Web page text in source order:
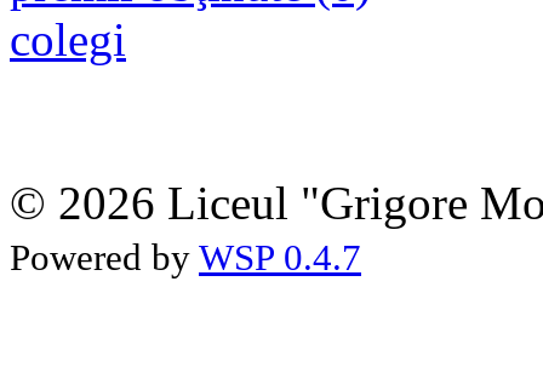
colegi
© 2026 Liceul "Grigore
Powered by WSP 0.4.7